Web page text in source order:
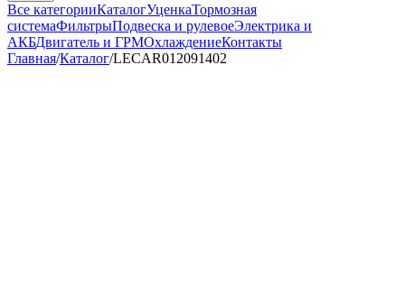
Все категорииКаталогУценкаТормозная
системаФильтрыПодвеска и рулевоеЭлектрика и
АКБДвигатель и ГРМОхлаждениеКонтакты
Главная/Каталог/LECAR012091402